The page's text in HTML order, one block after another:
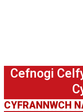
Cefnogi
CYFRANNWCH